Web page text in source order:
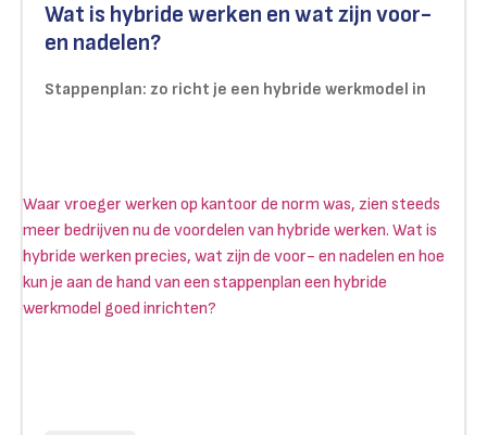
Wat is hybride werken en wat zijn voor-
en nadelen?
Stappenplan: zo richt je een hybride werkmodel in
Waar vroeger werken op kantoor de norm was, zien steeds
meer bedrijven nu de voordelen van hybride werken. Wat is
hybride werken precies, wat zijn de voor- en nadelen en hoe
kun je aan de hand van een stappenplan een hybride
werkmodel goed inrichten?